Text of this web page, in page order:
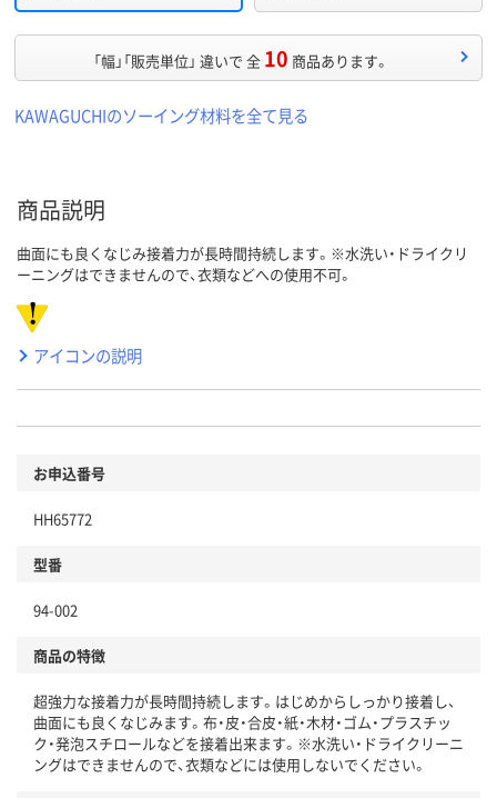
「幅」「販売単位」 違いで 全 10 商品あります。
KAWAGUCHIのソーイング材料を全て見る
商品説明
曲面にも良くなじみ接着力が長時間持続します。※水洗い・ドライクリ
ーニングはできませんので、衣類などへの使用不可。
アイコンの説明
お申込番号
HH65772
型番
94-002
商品の特徴
超強力な接着力が長時間持続します。はじめからしっかり接着し、
曲面にも良くなじみます。布・皮・合皮・紙・木材・ゴム・プラスチッ
ク・発泡スチロールなどを接着出来ます。※水洗い・ドライクリーニ
ングはできませんので、衣類などには使用しないでください。